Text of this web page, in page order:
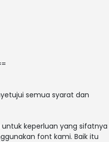
semua syarat dan
keperluan yang sifatnya
font kami. Baik itu